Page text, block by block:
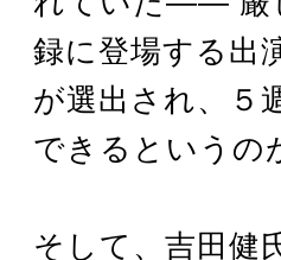
録に登場する出
が選出され、５
できるというの
そして、吉田健